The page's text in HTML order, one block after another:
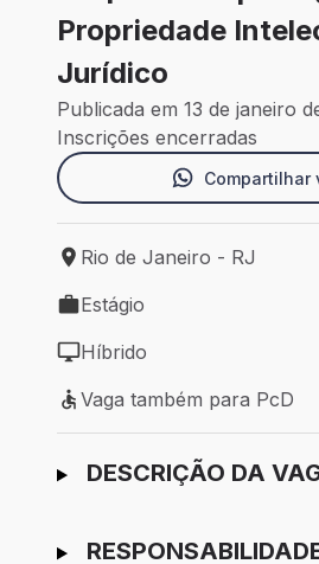
Propriedade
Jurídico
Publicada em 13 de janeiro
Inscrições encerradas
Compartilhar
Local de trabalho: Rio de
Rio de Janeiro - RJ
Tipo de vaga: Estágio
Estágio
Modelo de trabalho: Híbrido
Híbrido
Vaga também para PcD
Vaga também para PcD
Ir para candidatura
DESCRIÇÃO DA